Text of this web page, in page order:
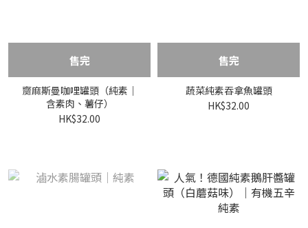
售完
齌麻斯曼咖哩罐頭（純素｜
含素肉、薯仔）
HK$32.00
售完
蔬菜純素吞拿魚罐頭
HK$32.00